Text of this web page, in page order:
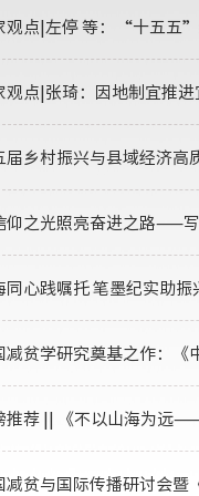
观点|左停 等：“十五五”
观点|张琦：因地制宜推
届乡村振兴与县域经济高
仰之光照亮奋进之路——
同心践嘱托 笔墨纪实助
减贫学研究奠基之作：《
推荐 || 《不以山海为远
减贫与国际传播研讨会暨